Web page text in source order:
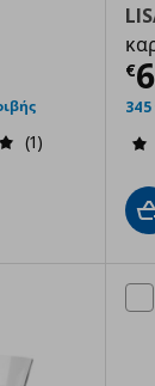
τιμή €
(1)
στα αγαπημένα
€